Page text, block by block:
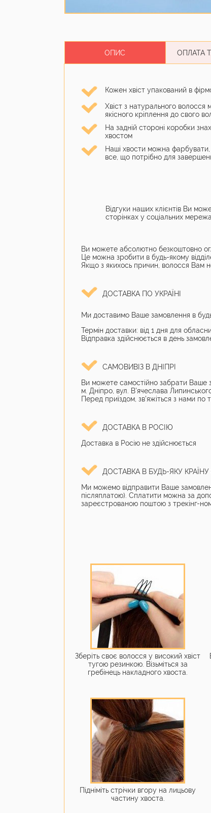
ОПИС ОПЛАТА
Кожен хвіст упакований в
Хвіст з натурального волосся
якісного кріплення до свого
На задній стороні коробки
хвостом
Наші хвости можна
все, що потрібно для
Відгуки наших клієнтів Ви
сторінках у соціальних
Ви можете абсолютно безкоштовно
Це можна зробити в будь-якому
Якщо з якихось причин, волосся Вам
ДОСТАВКА ПО УКРАЇНІ
Ми доставимо Ваше замовлення в
Термін доставки: від 1 дня для
Відправка здійснюється в день
САМОВИВІЗ В ДНІПРІ
Ви можете самостійно забрати Ваше
м. Дніпро, вул. В'ячеслава
Перед приїздом, зв'яжіться з нами по
ДОСТАВКА В РОСІЮ
Доставка в Росію не здійснюється
ДОСТАВКА В БУДЬ-ЯКУ КРАЇНУ
Ми можемо відправити Ваше
післяплатою). Сплатити можна за
зареєстрованою поштою з трекінг-
Зберіть своє волосся у високий хвіст
тугою резинкою. Візьміться за
гребінець накладного хвоста.
Підніміть стрічки вгору на лицьову
частину хвоста.